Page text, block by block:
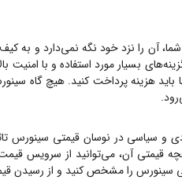
شما، آن را نزد خود نگه نمی‌دارد و به
بسیار مورد استفاده و با امنیت
باید هزینه پرداخت کنید. هیچ گاه
و سیاسی در نوسان قیمتی سینورس
قیمتی آن، می‌توانید از سرویس
سینورس را مشخص کنید و از رسیدن